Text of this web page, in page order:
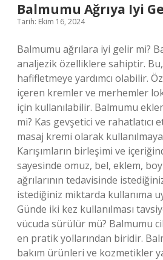
Balmumu Ağrıya Iyi
Tarih: Ekim 16, 2024
Balmumu ağrılara iyi gelir mi?
analjezik özelliklere sahiptir. Bu,
hafifletmeye yardımcı olabilir.
içeren kremler ve merhemler
için kullanılabilir. Balmumu
mi? Kas gevşetici ve rahatlatıcı
masaj kremi olarak
Karışımların birleşimi ve
sayesinde omuz, bel, eklem,
ağrılarının tedavisinde
istediğiniz miktarda kullanıma
Günde iki kez kullanılması
vücuda sürülür mü? Balmumu
en pratik yollarından biridir.
bakım ürünleri ve kozmetikler